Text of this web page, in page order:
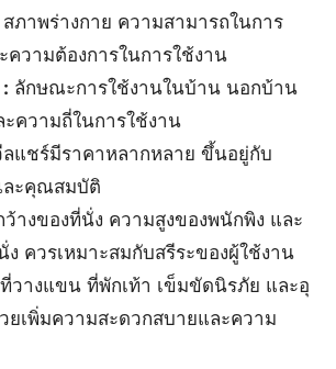
สภาพร่างกาย ความสามารถในการ
ความต้องการในการใช้งาน
ลักษณะการใช้งานในบ้าน นอกบ้าน
ความถี่ในการใช้งาน
ลแชร์มีราคาหลากหลาย ขึ้นอยู่กับ
ละคุณสมบัติ
างของที่นั่ง ความสูงของพนักพิง และ
ควรเหมาะสมกับสรีระของผู้ใช้งาน
ที่วางแขน ที่พักเท้า เข็มขัดนิรภัย และอุ
เพิ่มความสะดวกสบายและความ